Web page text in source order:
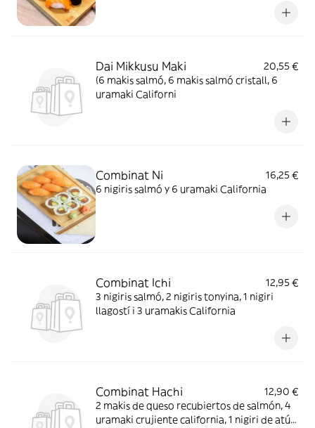
Dai Mikkusu Maki
20,55 €
(6 makis salmó, 6 makis salmó cristall, 6
uramaki Californi
Combinat Ni
16,25 €
6 nigiris salmó y 6 uramaki California
Combinat Ichi
12,95 €
3 nigiris salmó, 2 nigiris tonyina, 1 nigiri
llagostí i 3 uramakis California
Combinat Hachi
12,90 €
2 makis de queso recubiertos de salmón, 4
uramaki crujiente california, 1 nigiri de atún